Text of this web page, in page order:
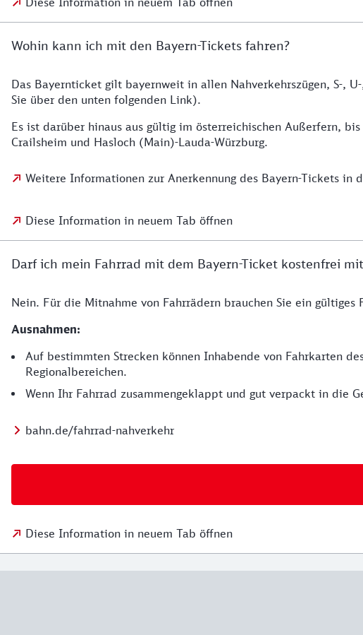
Wohin kann ich mit den Bayern-Tickets fahren?
Das Bayernticket gilt bayernweit in allen Nahverkehrszügen, S-,
Sie über den unten folgenden Link).
Es ist darüber hinaus aus gültig im österreichischen Außerfern,
Crailsheim und Hasloch (Main)-Lauda-Würzburg.
Weitere Informationen zur Anerkennung des Bayern-Tickets in
Diese Information in neuem Tab öffnen
Darf ich mein Fahrrad mit dem Bayern-Ticket kostenfrei
Nein. Für die Mitnahme von Fahrrädern brauchen Sie ein gültiges
Ausnahmen:
Auf bestimmten Strecken können Inhabende von Fahrkarten
Regionalbereichen.
Wenn Ihr Fahrrad zusammengeklappt und gut verpackt in die
bahn.de/fahrrad-nahverkehr
Diese Information in neuem Tab öffnen